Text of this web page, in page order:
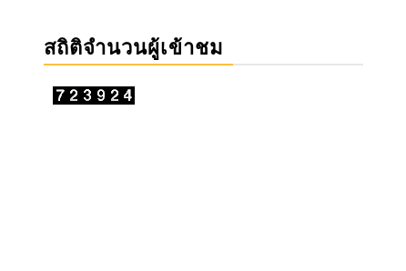
สถิติจำนวนผู้เข้าชม